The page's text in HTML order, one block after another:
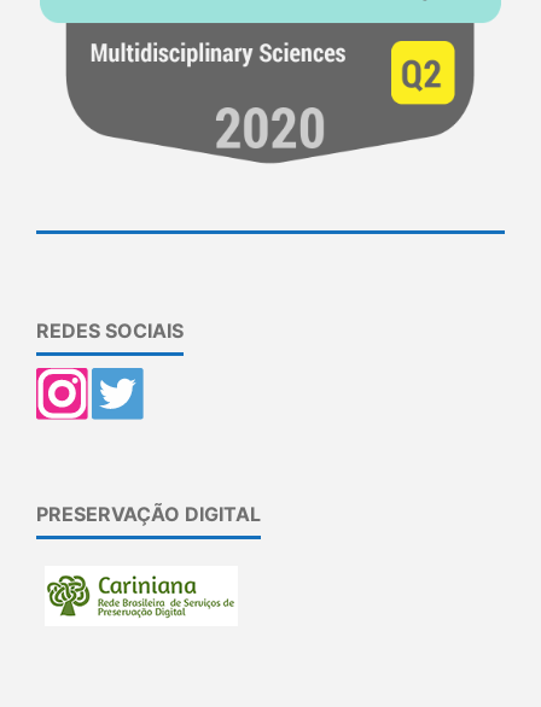
REDES SOCIAIS
PRESERVAÇÃO DIGITAL